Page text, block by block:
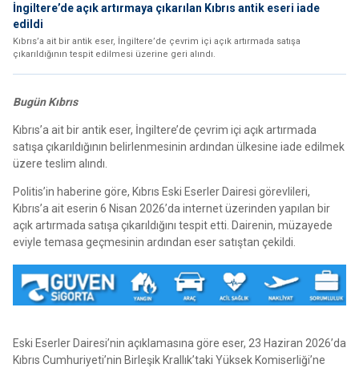
İngiltere’de açık artırmaya çıkarılan Kıbrıs antik eseri iade
edildi
Kıbrıs’a ait bir antik eser, İngiltere’de çevrim içi açık artırmada satışa
çıkarıldığının tespit edilmesi üzerine geri alındı.
Bugün Kıbrıs
Kıbrıs’a ait bir antik eser, İngiltere’de çevrim içi açık artırmada
satışa çıkarıldığının belirlenmesinin ardından ülkesine iade edilmek
üzere teslim alındı.
Politis’in haberine göre, Kıbrıs Eski Eserler Dairesi görevlileri,
Kıbrıs’a ait eserin 6 Nisan 2026’da internet üzerinden yapılan bir
açık artırmada satışa çıkarıldığını tespit etti. Dairenin, müzayede
eviyle temasa geçmesinin ardından eser satıştan çekildi.
Eski Eserler Dairesi’nin açıklamasına göre eser, 23 Haziran 2026’da
Kıbrıs Cumhuriyeti’nin Birleşik Krallık’taki Yüksek Komiserliği’ne